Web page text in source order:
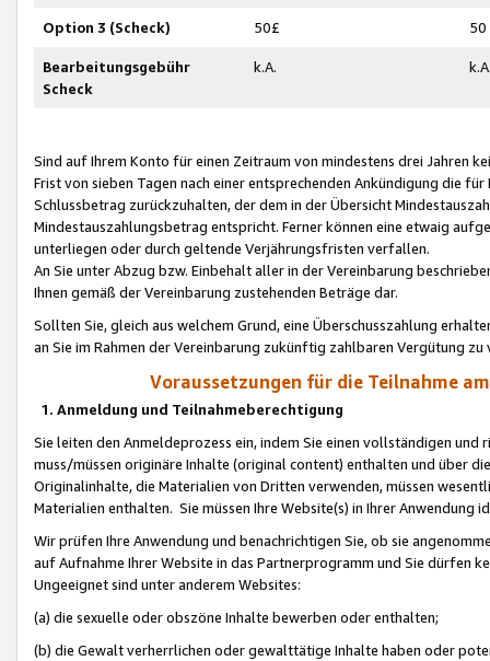
Option 3 (Scheck) 50£ 50
Bearbeitungsgebühr
Scheck
k.A.
Sind auf Ihrem Konto für einen Zeitraum von mindestens drei Jahren
Frist von sieben Tagen nach einer entsprechenden Ankündigung die
Schlussbetrag zurückzuhalten, der dem in der Übersicht
Mindestauszahlungsbetrag entspricht. Ferner können eine etwaig
unterliegen oder durch geltende Verjährungsfristen verfallen.
An Sie unter Abzug bzw. Einbehalt aller in der Vereinbarung
Ihnen gemäß der Vereinbarung zustehenden Beträge dar.
Sollten Sie, gleich aus welchem Grund, eine Überschusszahlung
an Sie im Rahmen der Vereinbarung zukünftig zahlbaren Vergütung zu
Voraussetzungen für die Teilnahme
1. Anmeldung und Teilnahmeberechtigung
Sie leiten den Anmeldeprozess ein, indem Sie einen vollständigen
muss/müssen originäre Inhalte (original content) enthalten und über
Originalinhalte, die Materialien von Dritten verwenden, müssen
Materialien enthalten. Sie müssen Ihre Website(s) in Ihrer Anwendung
Wir prüfen Ihre Anwendung und benachrichtigen Sie, ob sie
auf Aufnahme Ihrer Website in das Partnerprogramm und Sie dürfen
Ungeeignet sind unter anderem Websites:
(a) die sexuelle oder obszöne Inhalte bewerben oder enthalten;
(b) die Gewalt verherrlichen oder gewalttätige Inhalte haben oder